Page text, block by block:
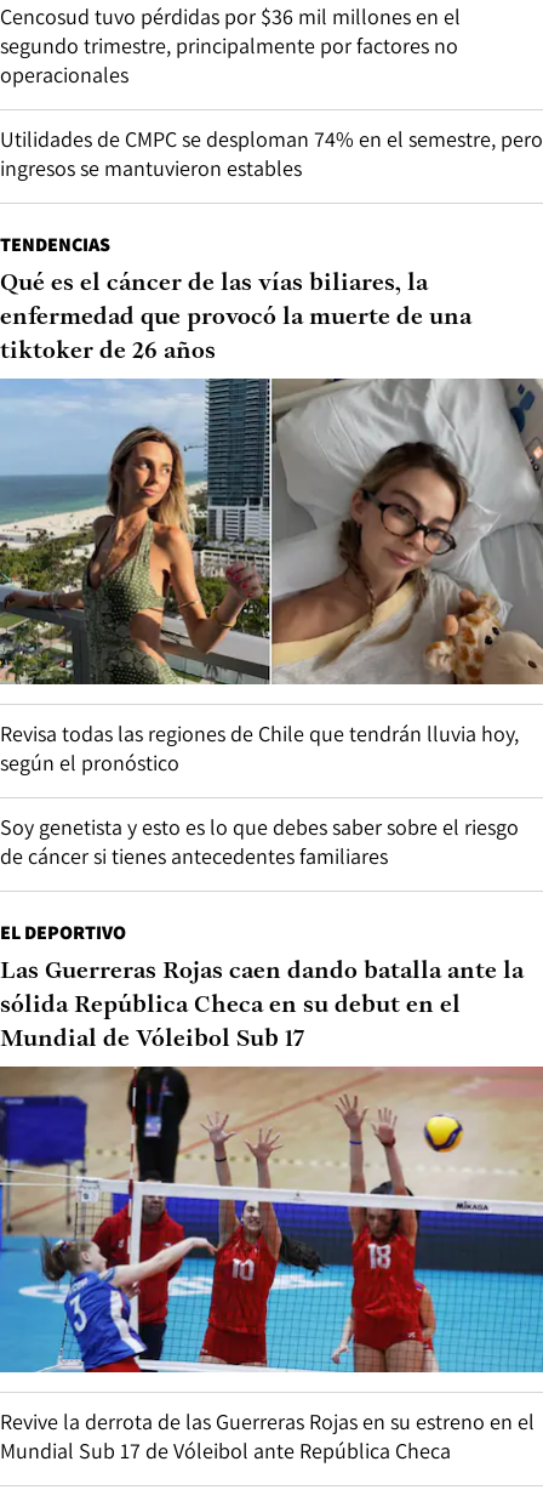
Cencosud tuvo pérdidas por $36 mil millones en el
segundo trimestre, principalmente por factores no
operacionales
Utilidades de CMPC se desploman 74% en el semestre, pero
ingresos se mantuvieron estables
TENDENCIAS
Qué es el cáncer de las vías biliares, la
enfermedad que provocó la muerte de una
tiktoker de 26 años
Revisa todas las regiones de Chile que tendrán lluvia hoy,
según el pronóstico
Soy genetista y esto es lo que debes saber sobre el riesgo
de cáncer si tienes antecedentes familiares
EL DEPORTIVO
Las Guerreras Rojas caen dando batalla ante la
sólida República Checa en su debut en el
Mundial de Vóleibol Sub 17
Revive la derrota de las Guerreras Rojas en su estreno en el
Mundial Sub 17 de Vóleibol ante República Checa